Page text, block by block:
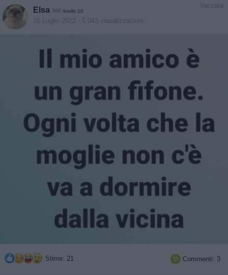
Vaccata
Elsa livello 10
16 Luglio 2022 - 5.043 visualizzazioni
Stime: 21  Commenti: 3